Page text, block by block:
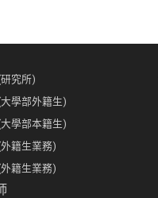
究所)
學部外籍生)
學部本籍生)
籍生業務)
籍生業務)